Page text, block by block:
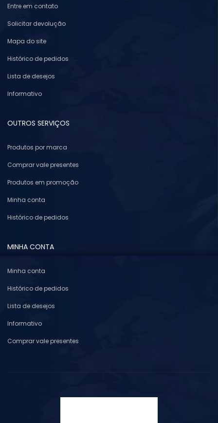
Entre em contato
Solicitar devolução
Mapa do site
Histórico de pedidos
Lista de desejos
Informativo
OUTROS SERVIÇOS
Produtos por marca
Comprar vale presentes
Produtos em promoção
Minha conta
Histórico de pedidos
MINHA CONTA
Minha conta
Histórico de pedidos
Lista de desejos
Informativo
Comprar vale presentes